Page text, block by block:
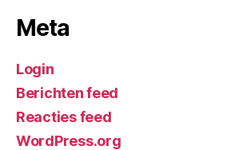
Meta
Login
Berichten feed
Reacties feed
WordPress.org